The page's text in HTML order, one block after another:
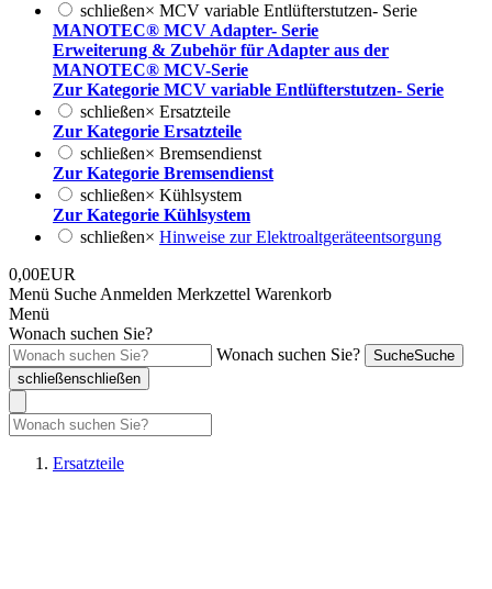
schließen× MCV variable Entlüfterstutzen- Serie
MANOTEC® MCV Adapter- Serie
Erweiterung & Zubehör für Adapter aus der
MANOTEC® MCV-Serie
Zur Kategorie MCV variable Entlüfterstutzen- Serie
schließen× Ersatzteile
Zur Kategorie Ersatzteile
schließen× Bremsendienst
Zur Kategorie Bremsendienst
schließen× Kühlsystem
Zur Kategorie Kühlsystem
schließen× Hinweise zur Elektroaltgeräteentsorgung
0,00EUR
Menü Suche Anmelden Merkzettel Warenkorb
Menü
Wonach suchen Sie?
Wonach suchen Sie?
SucheSuche
schließenschließen
Ersatzteile